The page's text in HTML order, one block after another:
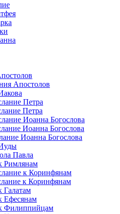
Апостолов
Петра
Петра
Иоанна Богослова
Иоанна Богослова
Иоанна Богослова
Павла
Римлянам
к Коринфянам
к Коринфянам
Галатам
Ефесянам
Филиппийцам